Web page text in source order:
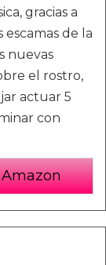
gracias a
de la
nuevas
el rostro,
actuar 5
con